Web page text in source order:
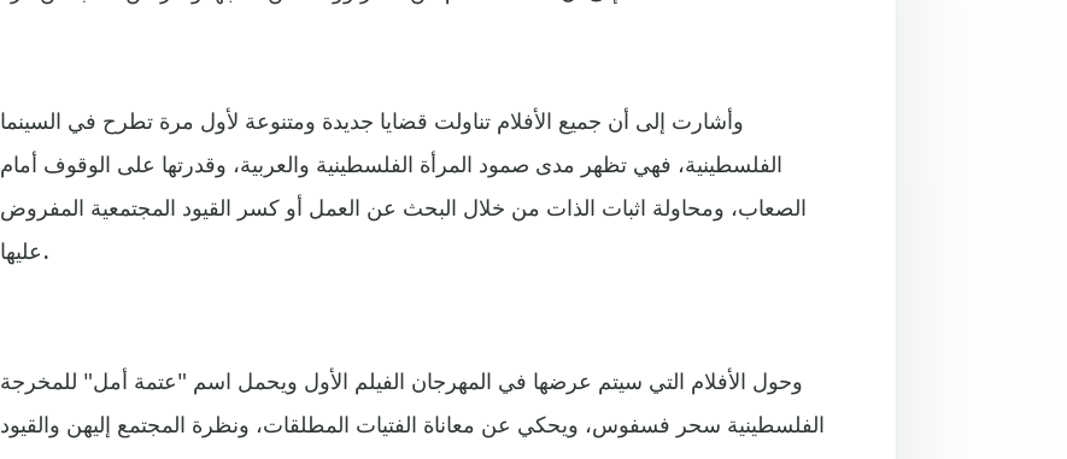
وأشارت إلى أن جميع الأفلام تناولت قضايا جديدة ومتنوعة لأول مرة تطرح في السينما
الفلسطينية، فهي تظهر مدى صمود المرأة الفلسطينية والعربية، وقدرتها على الوقوف أمام
الصعاب، ومحاولة اثبات الذات من خلال البحث عن العمل أو كسر القيود المجتمعية المفروض
عليها.
وحول الأفلام التي سيتم عرضها في المهرجان الفيلم الأول ويحمل اسم "عتمة أمل" للمخرجة
الفلسطينية سحر فسفوس، ويحكي عن معاناة الفتيات المطلقات، ونظرة المجتمع إليهن والقيود